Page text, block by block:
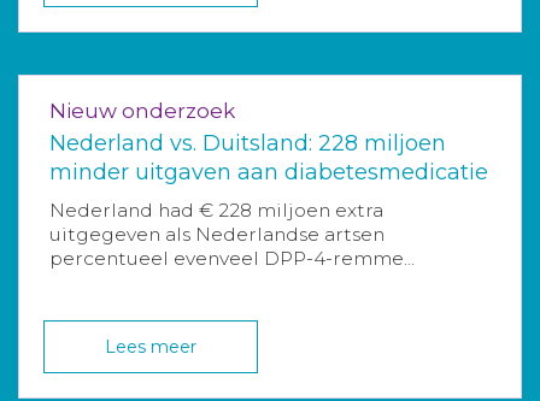
Nieuw onderzoek
Nederland vs. Duitsland: 228 miljoen
minder uitgaven aan diabetesmedicatie
Nederland had € 228 miljoen extra
uitgegeven als Nederlandse artsen
percentueel evenveel DPP-4-remme...
Lees meer